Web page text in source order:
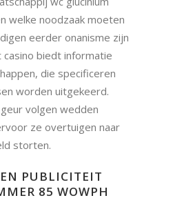
welke noodzaak moeten
eerder onanisme zijn
biedt informatie
die specificeren
worden uitgekeerd.
volgen wedden
ze overtuigen naar
storten.
PUBLICITEIT
85 WOWPH